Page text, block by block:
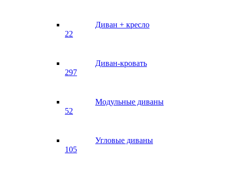
Диван + кресло
22
Диван-кровать
297
Модульные диваны
52
Угловые диваны
105